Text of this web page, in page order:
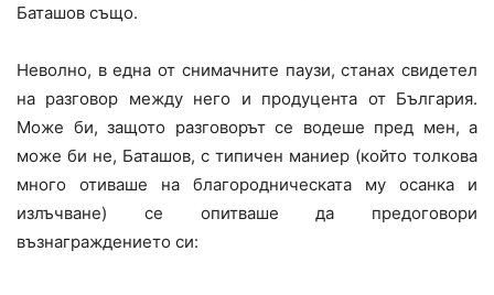
Баташов също.
Неволно, в една от снимачните паузи, станах свидетел
на разговор между него и продуцентa от България.
Може би, защото разговорът се водеше пред мен, а
може би не, Баташов, с типичен маниер (който толкова
много отиваше на благородническата му осанка и
излъчване) се опитваше да предоговори
възнаграждението си: